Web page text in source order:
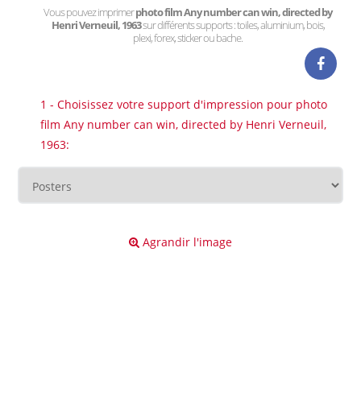
Vous pouvez imprimerphoto film Any number can win, directed by
Henri Verneuil, 1963sur différents supports : toiles, aluminium, bois,
plexi, forex, sticker ou bache.
1 - Choisissez votre support d'impression pour photo
film Any number can win, directed by Henri Verneuil,
1963:
Agrandir l'image